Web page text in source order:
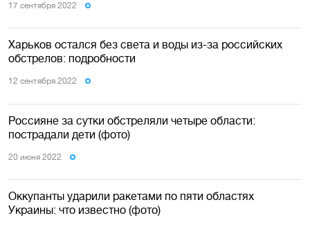
17 сентября 2022
Харьков остался без света и воды из-за российских
обстрелов: подробности
12 сентября 2022
Россияне за сутки обстреляли четыре области:
пострадали дети (фото)
20 июня 2022
Оккупанты ударили ракетами по пяти областях
Украины: что известно (фото)